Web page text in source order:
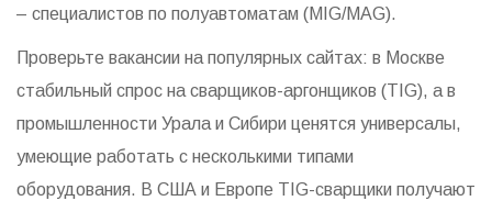
– специалистов по полуавтоматам (MIG/MAG).
Проверьте вакансии на популярных сайтах: в Москве
стабильный спрос на сварщиков-аргонщиков (TIG), а в
промышленности Урала и Сибири ценятся универсалы,
умеющие работать с несколькими типами
оборудования. В США и Европе TIG-сварщики получают